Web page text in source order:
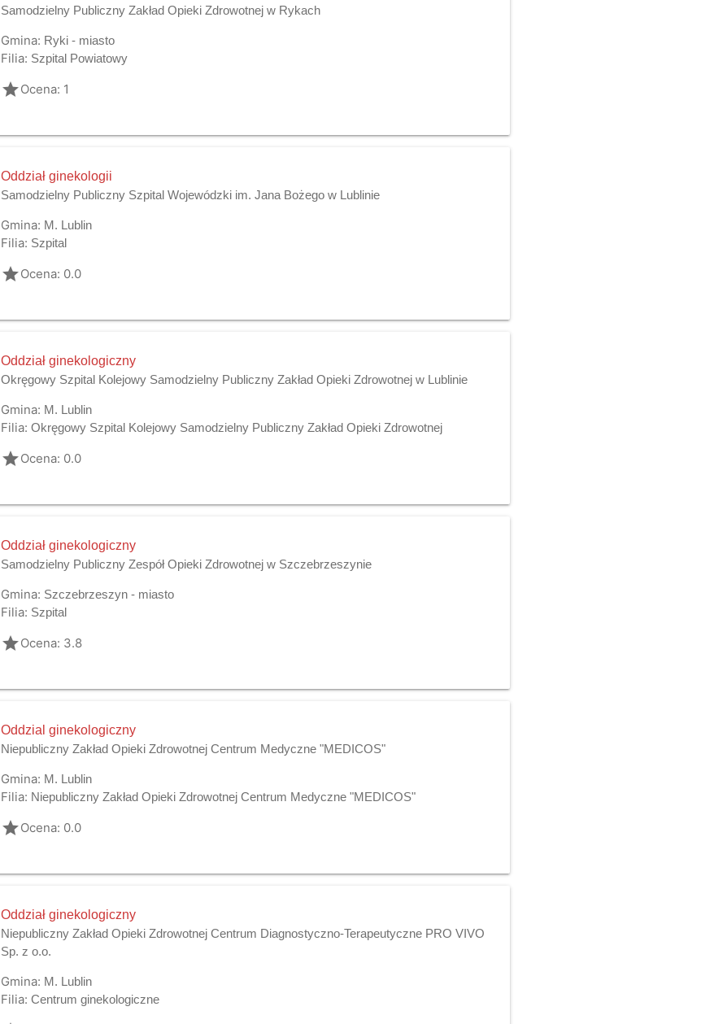
Samodzielny Publiczny Zakład Opieki Zdrowotnej w Rykach
Gmina: Ryki - miasto
Filia: Szpital Powiatowy
gradeOcena: 1
Oddział ginekologii
Samodzielny Publiczny Szpital Wojewódzki im. Jana Bożego w Lublinie
Gmina: M. Lublin
Filia: Szpital
gradeOcena: 0.0
Oddział ginekologiczny
Okręgowy Szpital Kolejowy Samodzielny Publiczny Zakład Opieki Zdrowotnej w Lublinie
Gmina: M. Lublin
Filia: Okręgowy Szpital Kolejowy Samodzielny Publiczny Zakład Opieki Zdrowotnej
gradeOcena: 0.0
Oddział ginekologiczny
Samodzielny Publiczny Zespół Opieki Zdrowotnej w Szczebrzeszynie
Gmina: Szczebrzeszyn - miasto
Filia: Szpital
gradeOcena: 3.8
Oddzial ginekologiczny
Niepubliczny Zakład Opieki Zdrowotnej Centrum Medyczne "MEDICOS"
Gmina: M. Lublin
Filia: Niepubliczny Zakład Opieki Zdrowotnej Centrum Medyczne "MEDICOS"
gradeOcena: 0.0
Oddział ginekologiczny
Niepubliczny Zakład Opieki Zdrowotnej Centrum Diagnostyczno-Terapeutyczne PRO VIVO
Sp. z o.o.
Gmina: M. Lublin
Filia: Centrum ginekologiczne